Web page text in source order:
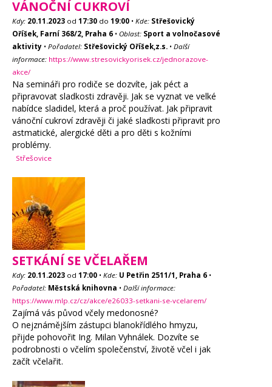
VÁNOČNÍ CUKROVÍ
Kdy: 20.11.2023 od 17:30 do 19:00 • Kde: Střešovický
Oříšek, Farní 368/2, Praha 6 • Oblast: Sport a volnočasové
aktivity • Pořadatel: Střešovický Oříšek,z.s. • Další
informace: https://www.stresovickyorisek.cz/jednorazove-
akce/
Na semináři pro rodiče se dozvíte, jak péct a
připravovat sladkosti zdravěji. Jak se vyznat ve velké
nabídce sladidel, která a proč používat. Jak připravit
vánoční cukroví zdravěji či jaké sladkosti připravit pro
astmatické, alergické děti a pro děti s kožními
problémy.
Střešovice
SETKÁNÍ SE VČELAŘEM
Kdy: 20.11.2023 od 17:00 • Kde: U Petřin 2511/1, Praha 6 •
Pořadatel: Městská knihovna • Další informace:
https://www.mlp.cz/cz/akce/e26033-setkani-se-vcelarem/
Zajímá vás původ včely medonosné?
O nejznámějším zástupci blanokřídlého hmyzu,
přijde pohovořit Ing. Milan Vyhnálek. Dozvíte se
podrobnosti o včelím společenství, životě včel i jak
začít včelařit.